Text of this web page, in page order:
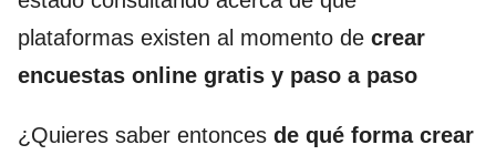
plataformas existen al momento de crear
encuestas online gratis y paso a paso
¿Quieres saber entonces de qué forma crear